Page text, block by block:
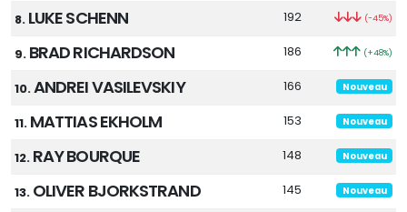
8. LUKE SCHENN 192 (-45%)
9. BRAD RICHARDSON 186 (+48%)
10.ANDREI VASILEVSKIY 166 Nouveau
11. MATTIAS EKHOLM 153 Nouveau
12. RAY BOURQUE 148 Nouveau
13. OLIVER BJORKSTRAND 145 Nouveau